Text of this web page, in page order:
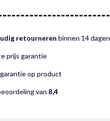
retourneren binnen 14 dagen
prijs garantie
garantie op product
van 8,4